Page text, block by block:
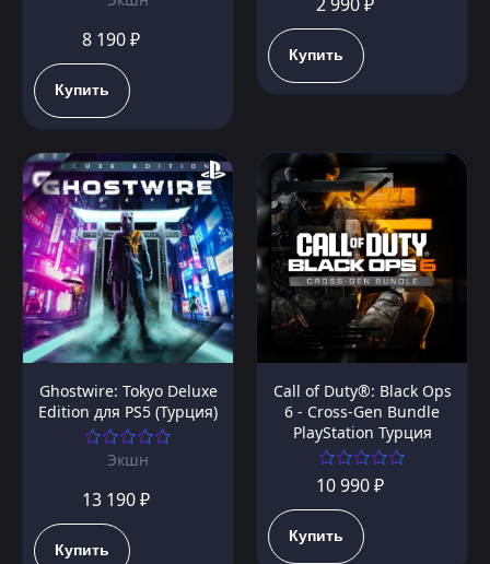
8 190 ₽
Купить
Купить
Ghostwire: Tokyo Deluxe
Edition для PS5 (Турция)
Экшн
13 190 ₽
Купить
Call of Duty®: Black Ops
6 - Cross-Gen Bundle
PlayStation Турция
10 990 ₽
Купить